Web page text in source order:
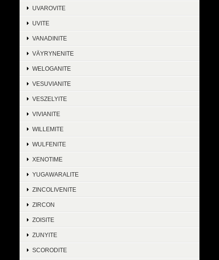
UVAROVITE
UVITE
VANADINITE
VÄYRYNENITE
WELOGANITE
VESUVIANITE
VESZELYITE
VIVIANITE
WILLEMITE
WULFENITE
XENOTIME
YUGAWARALITE
ZINCOLIVENITE
ZIRCON
ZOISITE
ZUNYITE
SCORODITE